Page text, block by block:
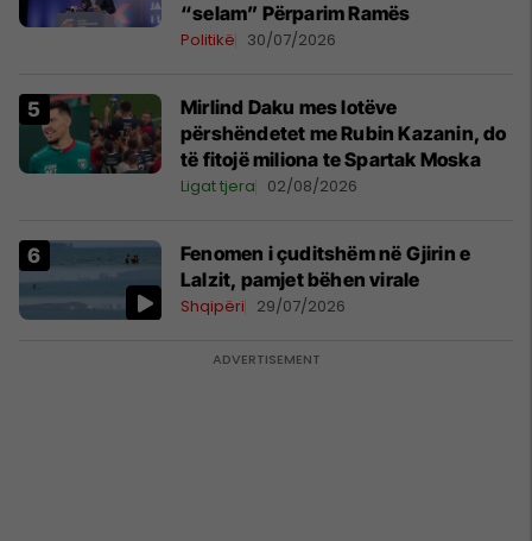
“selam” Përparim Ramës
Politikë 30/07/2026
Mirlind Daku mes lotëve
përshëndetet me Rubin Kazanin, do
të fitojë miliona te Spartak Moska
Ligat tjera 02/08/2026
Fenomen i çuditshëm në Gjirin e
Lalzit, pamjet bëhen virale
Shqipëri 29/07/2026